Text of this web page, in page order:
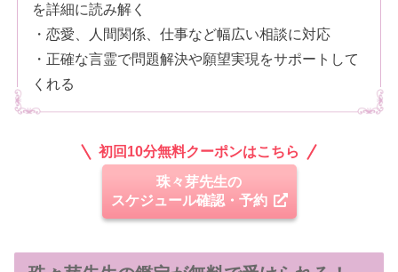
を詳細に読み解く
・恋愛、人間関係、仕事など幅広い相談に対応
・正確な言霊で問題解決や願望実現をサポートして
くれる
初回10分無料クーポンはこちら
珠々芽先生の
スケジュール確認・予約